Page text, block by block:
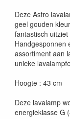
Deze Astro
geel gouden
fantastisch
Handgesponnen
assortiment aan
unieke
Hoogte : 43 cm
Deze lavalamp
energieklasse G